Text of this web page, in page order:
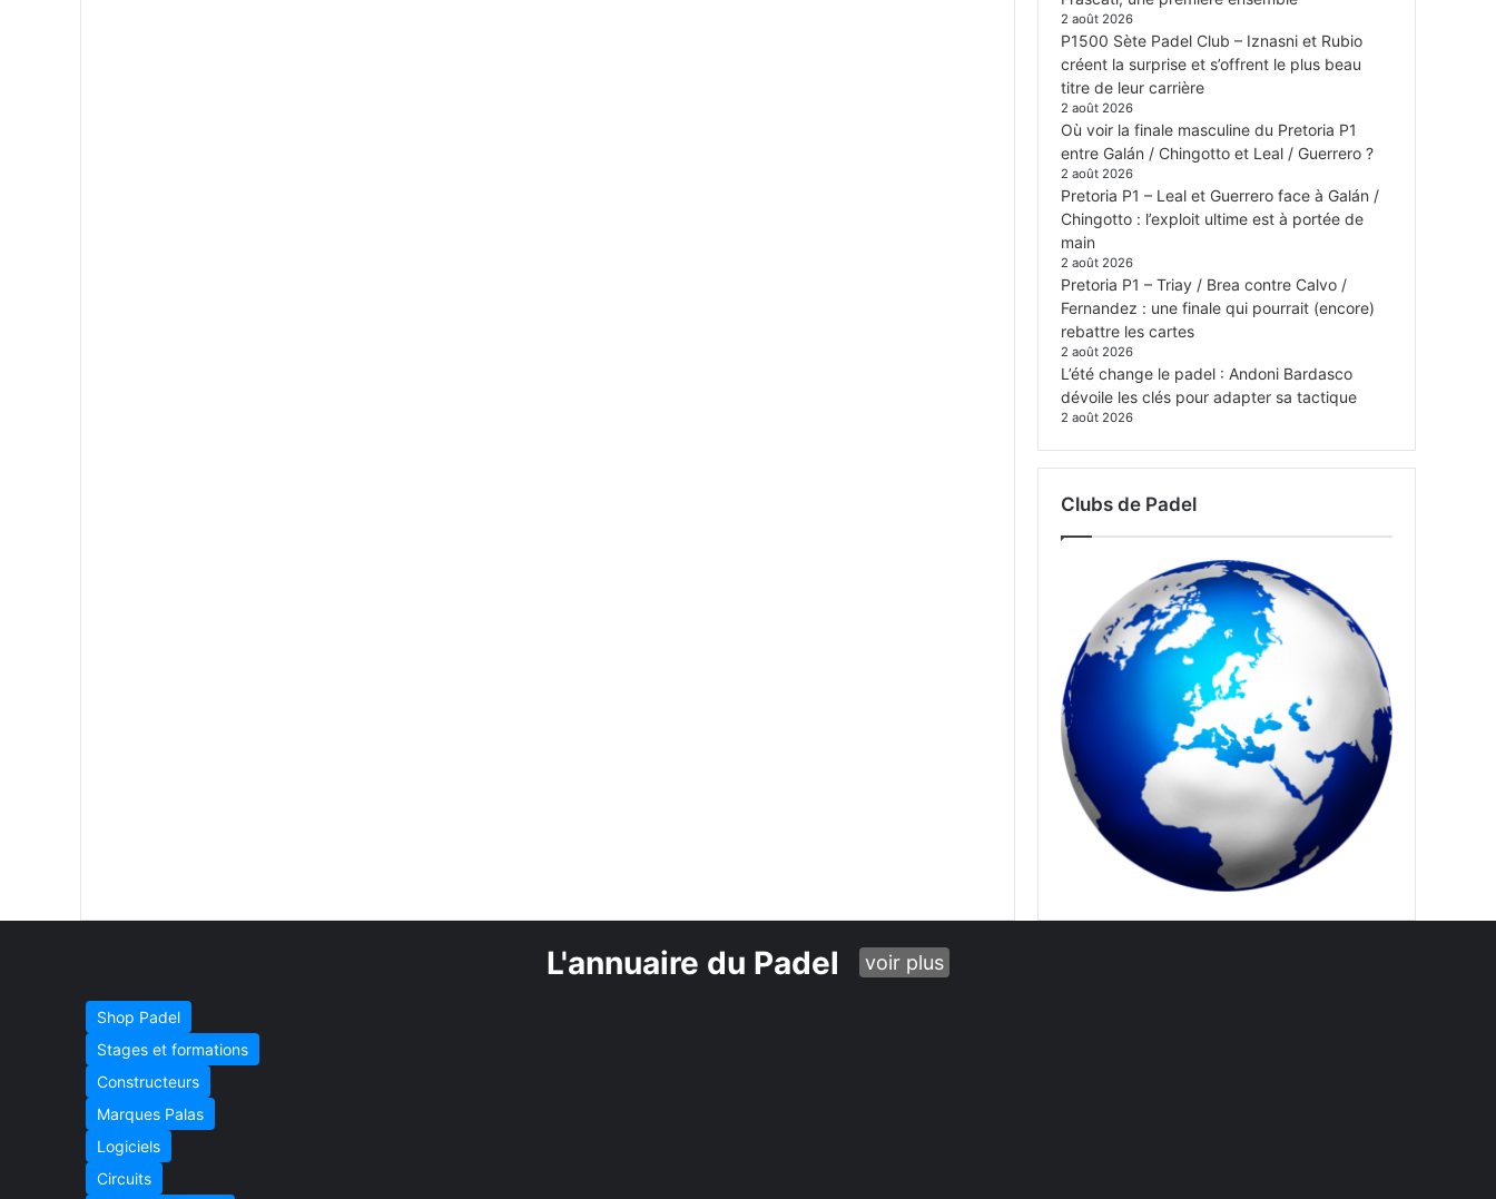
2 août 2026
P1500 Sète Padel Club – Iznasni et Rubio
créent la surprise et s’offrent le plus beau
titre de leur carrière
2 août 2026
Où voir la finale masculine du Pretoria P1
entre Galán / Chingotto et Leal / Guerrero ?
2 août 2026
Pretoria P1 – Leal et Guerrero face à Galán /
Chingotto : l’exploit ultime est à portée de
main
2 août 2026
Pretoria P1 – Triay / Brea contre Calvo /
Fernandez : une finale qui pourrait (encore)
rebattre les cartes
2 août 2026
L’été change le padel : Andoni Bardasco
dévoile les clés pour adapter sa tactique
2 août 2026
Clubs de Padel
L'annuaire du Padel voir plus
Shop Padel
Stages et formations
Constructeurs
Marques Palas
Logiciels
Circuits